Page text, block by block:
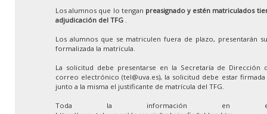
Los alumnos que lo tengan preasignado y estén matriculados
adjudicación del TFG .
Los alumnos que se matriculen fuera de plazo, presentarán
formalizada la matrícula.
La solicitud debe presentarse en la Secretaría de Dirección
correo electrónico (tel@uva.es), la solicitud debe estar
junto a la misma el justificante de matrícula del TFG.
Toda la información en